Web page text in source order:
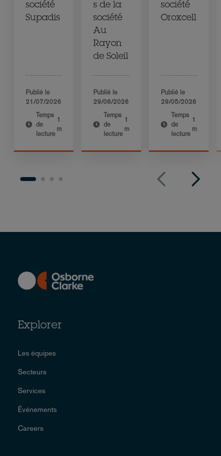
société
Supadis
Publié le
21/07/2026
Temps
de
lecture
1
m
s de la
société
Au
Rayon
de Soleil
Publié le
29/06/2026
Temps
de
lecture
1
m
société
Oroxcell
Publié le
29/05/2026
Temps
de
lecture
1
m
Explorer
Les équipes
Secteurs
Services
Événements
Careers